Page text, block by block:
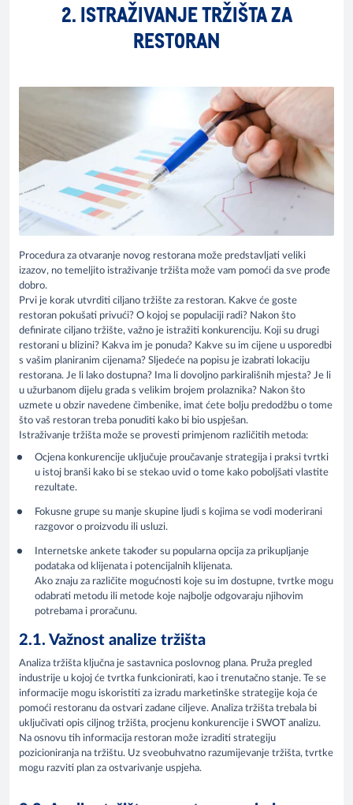
2. ISTRAŽIVANJE TRŽIŠTA ZA
RESTORAN
Procedura za otvaranje novog restorana može predstavljati veliki
izazov, no temeljito istraživanje tržišta može vam pomoći da sve prođe
dobro.
Prvi je korak utvrditi ciljano tržište za restoran. Kakve će goste
restoran pokušati privući? O kojoj se populaciji radi? Nakon što
definirate ciljano tržište, važno je istražiti konkurenciju. Koji su drugi
restorani u blizini? Kakva im je ponuda? Kakve su im cijene u usporedbi
s vašim planiranim cijenama? Sljedeće na popisu je izabrati lokaciju
restorana. Je li lako dostupna? Ima li dovoljno parkirališnih mjesta? Je li
u užurbanom dijelu grada s velikim brojem prolaznika? Nakon što
uzmete u obzir navedene čimbenike, imat ćete bolju predodžbu o tome
što vaš restoran treba ponuditi kako bi bio uspješan.
Istraživanje tržišta može se provesti primjenom različitih metoda:
Ocjena konkurencije uključuje proučavanje strategija i praksi tvrtki
u istoj branši kako bi se stekao uvid o tome kako poboljšati vlastite
rezultate.
Fokusne grupe su manje skupine ljudi s kojima se vodi moderirani
razgovor o proizvodu ili usluzi.
Internetske ankete također su popularna opcija za prikupljanje
podataka od klijenata i potencijalnih klijenata.
Ako znaju za različite mogućnosti koje su im dostupne, tvrtke mogu
odabrati metodu ili metode koje najbolje odgovaraju njihovim
potrebama i proračunu.
2.1. Važnost analize tržišta
Analiza tržišta ključna je sastavnica poslovnog plana. Pruža pregled
industrije u kojoj će tvrtka funkcionirati, kao i trenutačno stanje. Te se
informacije mogu iskoristiti za izradu marketinške strategije koja će
pomoći restoranu da ostvari zadane ciljeve. Analiza tržišta trebala bi
uključivati opis ciljnog tržišta, procjenu konkurencije i SWOT analizu.
Na osnovu tih informacija restoran može izraditi strategiju
pozicioniranja na tržištu. Uz sveobuhvatno razumijevanje tržišta, tvrtke
mogu razviti plan za ostvarivanje uspjeha.